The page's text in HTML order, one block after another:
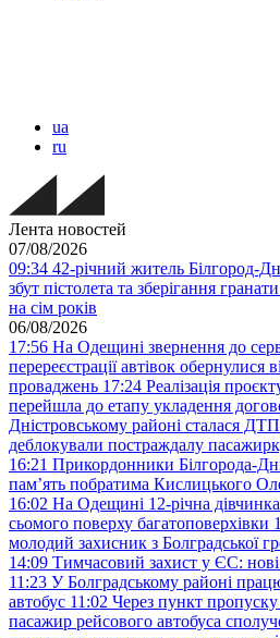
ua
ru
Лента новостей
07/08/2026
09:34 42-річний житель Білгород-
збут пістолета та зберігання
на сім років
06/08/2026
17:56 На Одещині звернення до
перереєстрації автівок обернулися
проваджень 17:24 Реалізація
перейшла до етапу укладення
Дністровському районі сталася
деблокували постраждалу
16:21 Прикордонники Білгорода-
пам’ять побратима Кислицького
16:02 На Одещині 12-річна
сьомого поверху багатоповерхівки
молодий захисник з Болградської
14:09 Тимчасовий захист у ЄС: нові
11:23 У Болградському районі
автобус 11:02 Через пункт
пасажир рейсового автобуса